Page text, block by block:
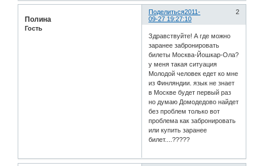
Поделиться 2
2011-
09-27 19:27:10
Полина
Гость
Здравствуйте! А где можно
заранее забронировать
билеты Москва-Йошкар-Ола?
у меня такая ситуация
Молодой человек едет ко мне
из Финляндии. язык не знает
в Москве будет первый раз
но думаю Домодедово найдет
без проблем только вот
проблема как забронировать
или купить заранее
билет....?????